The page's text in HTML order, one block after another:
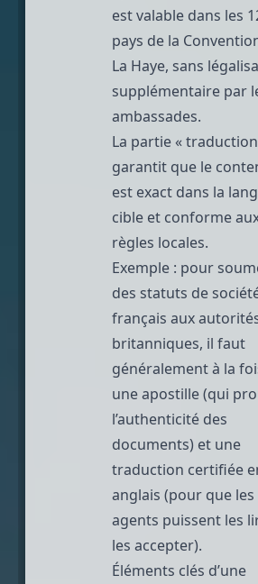
est valable dans les
pays de la
La Haye, sans
supplémentaire par
ambassades.
La partie «
garantit que le
est exact dans la
cible et conforme
règles locales.
Exemple : pour
des statuts de
français aux
britanniques, il faut
généralement à la
une apostille (qui
l’authenticité des
documents) et une
traduction certifiée
anglais (pour que les
agents puissent les
les accepter).
Éléments clés d’une